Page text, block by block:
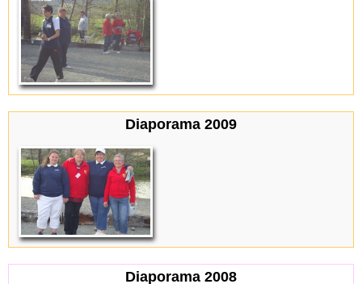
Diaporama 2009
Diaporama 2008